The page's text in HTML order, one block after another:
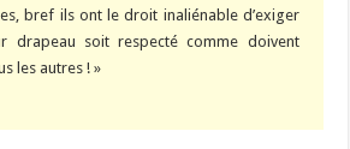
bref ils ont le droit inaliénable d’exiger
drapeau soit respecté comme doivent
les autres ! »